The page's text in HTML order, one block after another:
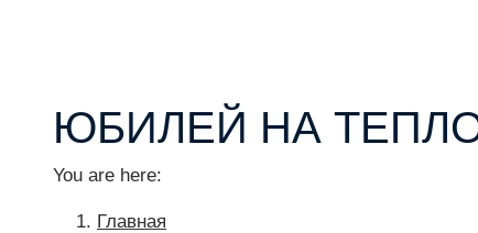
ЮБИЛЕЙ НА
You are here:
Главная